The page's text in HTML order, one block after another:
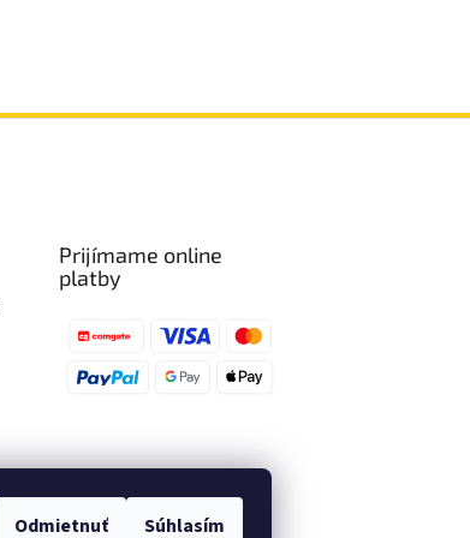
Odmietnuť Súhlasím
Prijímame online
platby